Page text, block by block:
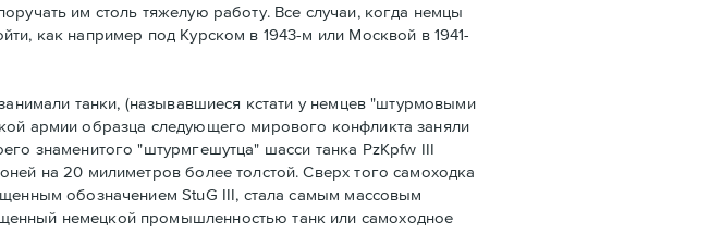
им столь тяжелую работу. Все случаи, когда немцы
как например под Курском в 1943-м или Москвой в 1941-
танки, (называвшиеся кстати у немцев "штурмовыми
армии образца следующего мирового конфликта заняли
знаменитого "штурмгешутца" шасси танка PzKpfw III
на 20 милиметров более толстой. Сверх того самоходка
обозначением StuG III, стала самым массовым
немецкой промышленностью танк или самоходное